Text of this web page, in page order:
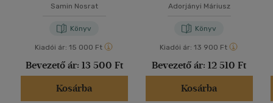
Samin Nosrat
Könyv
Kiadói ár: 15 000 Ft
Bevezető ár: 13 500 Ft
Kosárba
Adorjányi Máriusz
Könyv
Kiadói ár: 13 900 Ft
Bevezető ár: 12 510 Ft
Kosárba